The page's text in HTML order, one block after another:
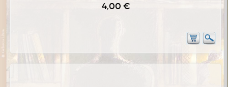
4,00 €